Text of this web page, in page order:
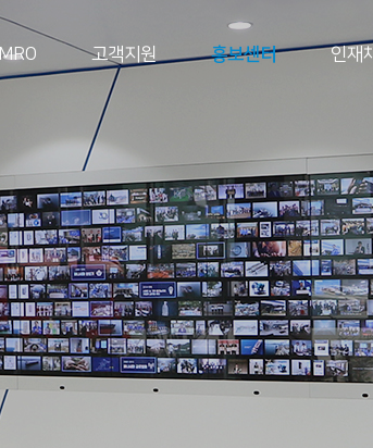
MRO 고객지원 홍보센터 인재
ESG 경영
환경보호
사회공헌
지배구조
ESG Magazine